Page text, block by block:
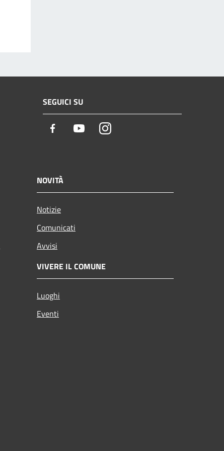
SEGUICI SU
Facebook YoutubeInstagram
NOVITÀ
Notizie
Comunicati
Avvisi
VIVERE IL COMUNE
Luoghi
Eventi